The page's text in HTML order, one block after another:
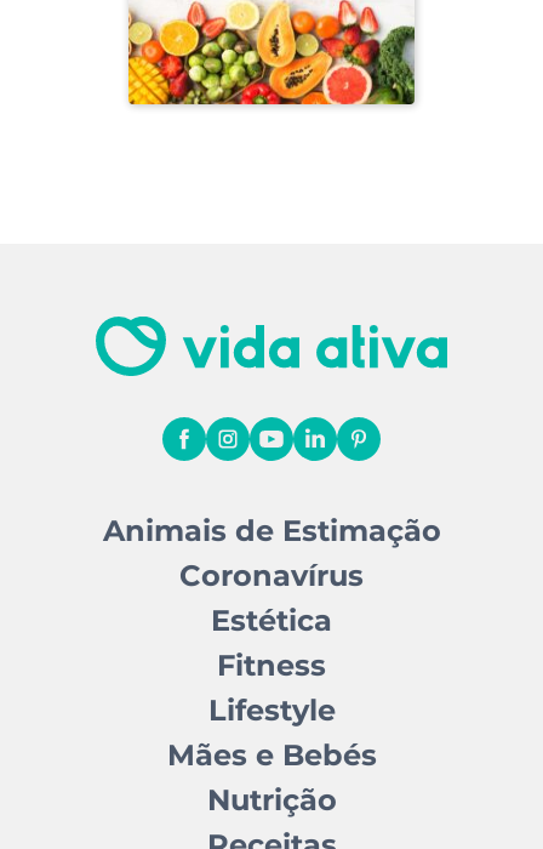
Animais de Estimação
Coronavírus
Estética
Fitness
Lifestyle
Mães e Bebés
Nutrição